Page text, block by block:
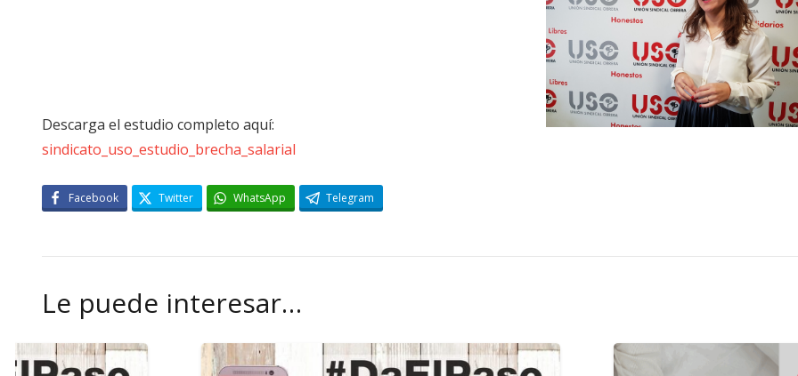
Descarga el estudio completo aquí:
sindicato_uso_estudio_brecha_salarial
Facebook Twitter WhatsApp Telegram
Le puede interesar…